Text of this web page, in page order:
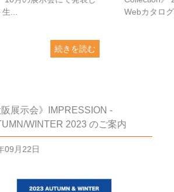
...
続きを読む
Webカタロ
阪展示会》IMPRESSION -
WINTER 2023 のご案内
09月22日